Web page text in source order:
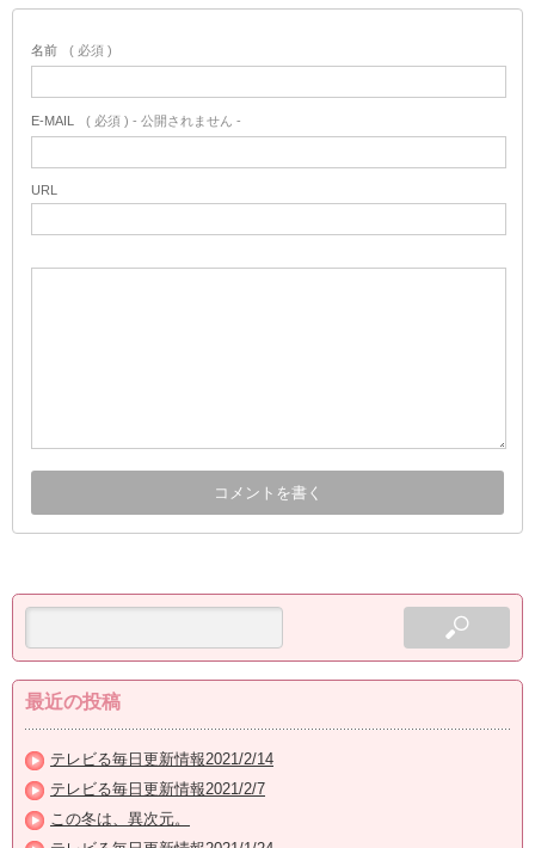
名前 ( 必須 )
E-MAIL ( 必須 ) - 公開されません -
URL
最近の投稿
テレビる毎日更新情報2021/2/14
テレビる毎日更新情報2021/2/7
この冬は、異次元。